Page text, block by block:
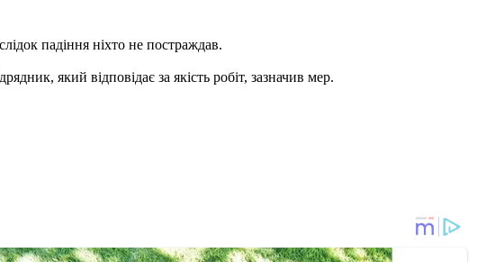
падіння ніхто не постраждав.
який відповідає за якість робіт, зазначив мер.